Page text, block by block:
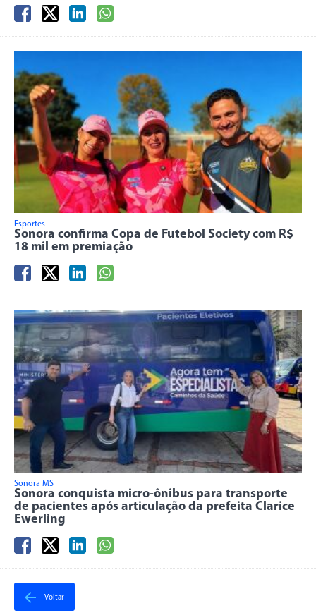
Esportes
Sonora confirma Copa de Futebol Society com R$
18 mil em premiação
Sonora MS
Sonora conquista micro-ônibus para transporte
de pacientes após articulação da prefeita Clarice
Ewerling
Voltar